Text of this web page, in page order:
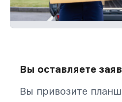
Вы оставляете
Вы привозите